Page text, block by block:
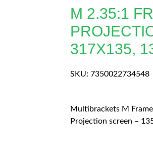
M 2.35:1
317X135,
SKU: 7350022734548
Multibrackets M
Projection screen –